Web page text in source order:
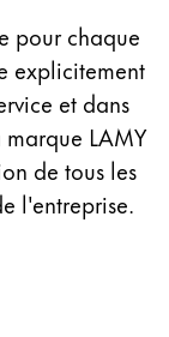
pour chaque
explicitement
et dans
LAMY
de tous les
l'entreprise.